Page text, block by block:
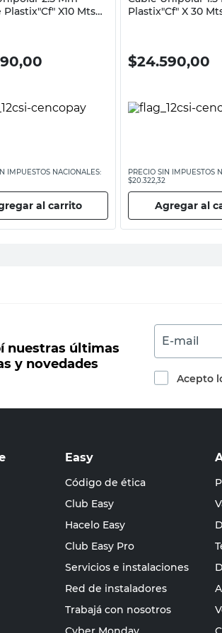
X10 Mts
IMPUESTOS NACIONALES:
al carrito
Plastix"Cf" X 30
$24.590,00
PRECIO SIN IMPUESTOS
$20.322,32
Agregar al
nuestras últimas
y novedades
E-mail
Acepto
Easy
Código de ética
Club Easy
Hacelo Easy
Club Easy Pro
Servicios e instalaciones
Red de instaladores
Trabajá con nosotros